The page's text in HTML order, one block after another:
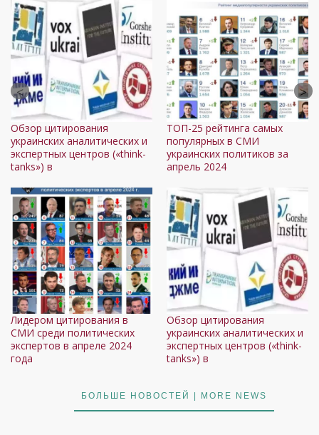
Обзор цитирования
украинских аналитических и
экспертных центров («think-
tanks») в
ТОП-25 рейтинга самых
популярных в СМИ
украинских политиков за
апрель 2024
Лидером цитирования в
СМИ среди политических
экспертов в апреле 2024
года
Обзор цитирования
украинских аналитических и
экспертных центров («think-
tanks») в
БОЛЬШЕ НОВОСТЕЙ | MORE NEWS